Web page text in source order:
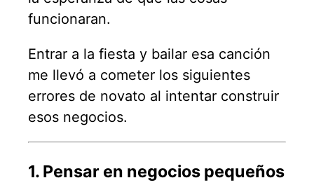
funcionaran.
Entrar a la fiesta y bailar esa canción
me llevó a cometer los siguientes
errores de novato al intentar construir
esos negocios.
1. Pensar en negocios pequeños